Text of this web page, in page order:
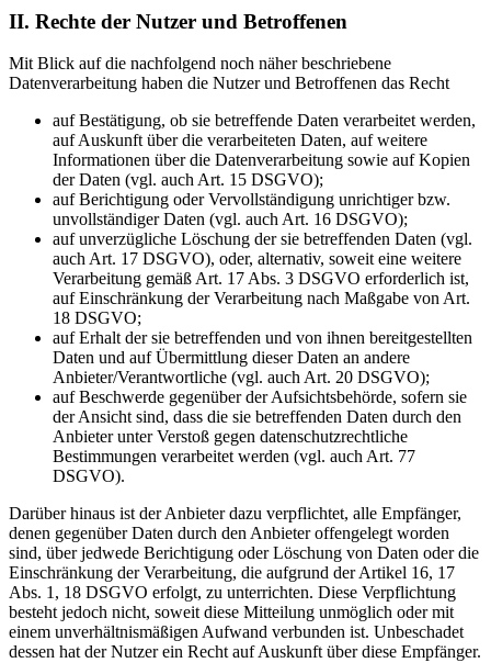
II. Rechte der Nutzer und Betroffenen
Mit Blick auf die nachfolgend noch näher beschriebene
Datenverarbeitung haben die Nutzer und Betroffenen das Recht
auf Bestätigung, ob sie betreffende Daten verarbeitet werden,
auf Auskunft über die verarbeiteten Daten, auf weitere
Informationen über die Datenverarbeitung sowie auf Kopien
der Daten (vgl. auch Art. 15 DSGVO);
auf Berichtigung oder Vervollständigung unrichtiger bzw.
unvollständiger Daten (vgl. auch Art. 16 DSGVO);
auf unverzügliche Löschung der sie betreffenden Daten (vgl.
auch Art. 17 DSGVO), oder, alternativ, soweit eine weitere
Verarbeitung gemäß Art. 17 Abs. 3 DSGVO erforderlich ist,
auf Einschränkung der Verarbeitung nach Maßgabe von Art.
18 DSGVO;
auf Erhalt der sie betreffenden und von ihnen bereitgestellten
Daten und auf Übermittlung dieser Daten an andere
Anbieter/Verantwortliche (vgl. auch Art. 20 DSGVO);
auf Beschwerde gegenüber der Aufsichtsbehörde, sofern sie
der Ansicht sind, dass die sie betreffenden Daten durch den
Anbieter unter Verstoß gegen datenschutzrechtliche
Bestimmungen verarbeitet werden (vgl. auch Art. 77
DSGVO).
Darüber hinaus ist der Anbieter dazu verpflichtet, alle Empfänger,
denen gegenüber Daten durch den Anbieter offengelegt worden
sind, über jedwede Berichtigung oder Löschung von Daten oder die
Einschränkung der Verarbeitung, die aufgrund der Artikel 16, 17
Abs. 1, 18 DSGVO erfolgt, zu unterrichten. Diese Verpflichtung
besteht jedoch nicht, soweit diese Mitteilung unmöglich oder mit
einem unverhältnismäßigen Aufwand verbunden ist. Unbeschadet
dessen hat der Nutzer ein Recht auf Auskunft über diese Empfänger.